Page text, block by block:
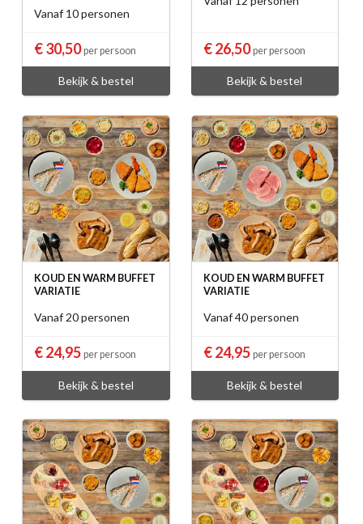
Vanaf 10 personen
€ 30,50per persoon
Bekijk & bestel
€ 26,50per persoon
Bekijk & bestel
KOUD EN WARM BUFFET
VARIATIE
Vanaf 20 personen
€ 24,95 per persoon
Bekijk & bestel
KOUD EN WARM BUFFET
VARIATIE
Vanaf 40 personen
€ 24,95 per persoon
Bekijk & bestel